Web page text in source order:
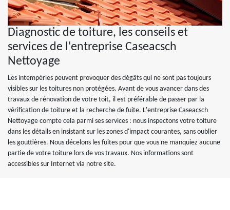
Diagnostic de toiture, les conseils et
services de l'entreprise Caseacsch
Nettoyage
Les intempéries peuvent provoquer des dégâts qui ne sont pas toujours
visibles sur les toitures non protégées. Avant de vous avancer dans des
travaux de rénovation de votre toit, il est préférable de passer par la
vérification de toiture et la recherche de fuite. L'entreprise Caseacsch
Nettoyage compte cela parmi ses services : nous inspectons votre toiture
dans les détails en insistant sur les zones d'impact courantes, sans oublier
les gouttières. Nous décelons les fuites pour que vous ne manquiez aucune
partie de votre toiture lors de vos travaux. Nos informations sont
accessibles sur Internet via notre site.